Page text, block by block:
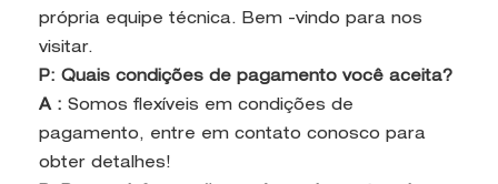
própria equipe técnica. Bem -vindo para nos
visitar.
P: Quais condições de pagamento você aceita?
A: Somos flexíveis em condições de
pagamento, entre em contato conosco para
obter detalhes!